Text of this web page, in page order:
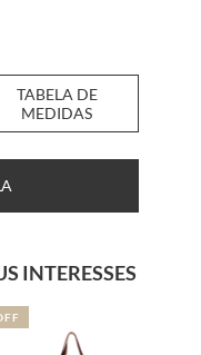
TABELA DE
MEDIDAS
INTERESSES